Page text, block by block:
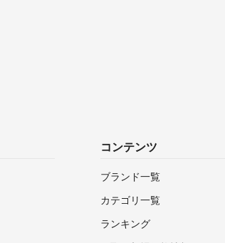
コンテンツ
ブランド一覧
カテゴリ一覧
ランキング